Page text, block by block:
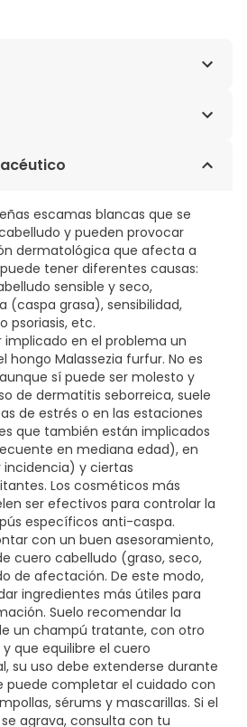
LAURETH SULFATE. DECYL
GLYCOL. CITRIC ACID.
DISUCCINATE.
escamas blancas que se
y pueden provocar
dermatológica que afecta a
tener diferentes causas:
sensible y seco,
(caspa grasa), sensibilidad,
psoriasis, etc.
implicado en el problema un
hongo Malassezia furfur. No es
sí puede ser molesto y
de dermatitis seborreica, suele
de estrés o en las estaciones
que también están implicados
en mediana edad), en
y ciertas
Los cosméticos más
ser efectivos para controlar la
específicos anti-caspa.
con un buen asesoramiento,
cuero cabelludo (graso, seco,
de afectación. De este modo,
ingredientes más útiles para
Suelo recomendar la
un champú tratante, con otro
que equilibre el cuero
su uso debe extenderse durante
puede completar el cuidado con
sérums y mascarillas. Si el
agrava, consulta con tu